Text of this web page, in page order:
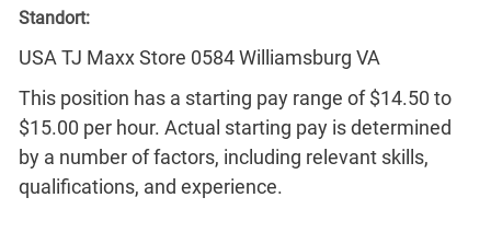
Standort:
USA TJ Maxx Store 0584 Williamsburg VA
This position has a starting pay range of $14.50 to
$15.00 per hour. Actual starting pay is determined
by a number of factors, including relevant skills,
qualifications, and experience.